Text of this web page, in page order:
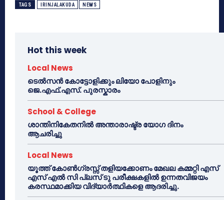
TAGS IRINJALAKUDA NEWS
Hot this week
Local News
ടെൽസൻ കോട്ടോളിക്കും ലിയോ പോളിനും
ജെ.എഫ്.എസ്. പുരസ്കാരം
School & College
ശാന്തിനികേതനിൽ അന്താരാഷ്ട്ര യോഗ ദിനം
ആചരിച്ചു
Local News
യൂത്ത് കോൺഗ്രസ്സ് തളിയക്കോണം മേഖല കമ്മറ്റി എസ്
എസ് എൽ സി പ്ലസ് ടു പരീക്ഷകളിൽ ഉന്നതവിജയം
കരസ്ഥമാക്കിയ വിദ്യാർത്ഥികളെ ആദരിച്ചു.